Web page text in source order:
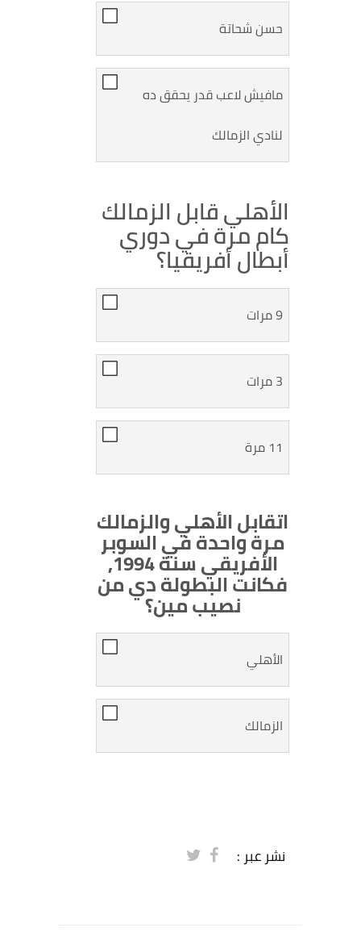
حسن شحاتة
مافيش لاعب قدر يحقق ده
لنادي الزمالك
الأهلي قابل الزمالك
كام مرة في دوري
أبطال أفريقيا؟
9 مرات
3 مرات
11 مرة
اتقابل الأهلي والزمالك
مرة واحدة في السوبر
الأفريقي سنة 1994,
فكانت البطولة دي من
نصيب مين؟
الأهلي
الزمالك
نشر عبر :